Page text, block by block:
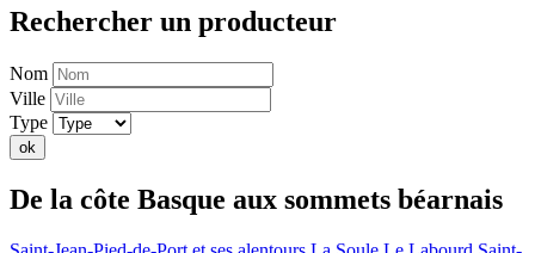
Rechercher un producteur
Nom
Ville
Type
ok
De la côte Basque aux sommets béarnais